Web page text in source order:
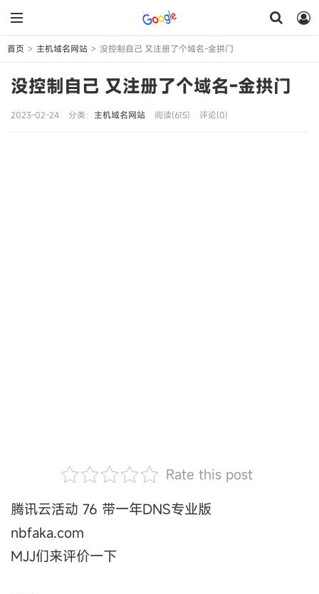
首页 > 主机域名网站 > 没控制自己 又注册了个域名-金拱门
没控制自己 又注册了个域名-金拱门
2023-02-24 分类： 主机域名网站 阅读(615) 评论(0)
Rate this post
腾讯云活动 76 带一年DNS专业版
nbfaka.com
MJJ们来评价一下